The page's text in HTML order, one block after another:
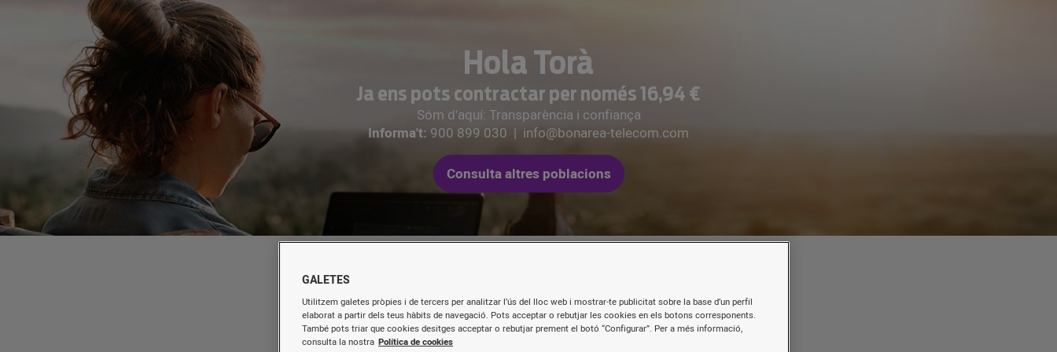
Hola Torà
Ja ens pots contractar per només 16,94 €
Sóm d'aquí: Transparència i confiança
Informa't: 900 899 030 | info@bonarea-telecom.com
Consulta altres poblacions
Les nostres tarifes defibra
GALETES
Utilitzem galetes pròpies i de tercers per analitzar l’ús del lloc web i mostrar-te publicitat sobre la base d’un perfil
elaborat a partir dels teus hàbits de navegació. Pots acceptar o rebutjar les cookies en els botons corresponents.
També pots triar que cookies desitges acceptar o rebutjar prement el botó “Configurar”. Per a més informació,
consulta la nostra Política de cookies